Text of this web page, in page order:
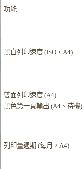
功能
黑白列印速度 (ISO，A4)
雙面列印速度 (A4)
黑色第一頁輸出 (A4、待機)
列印量週期 (每月，A4)